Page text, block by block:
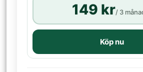
149 kr/ 3
Köp nu